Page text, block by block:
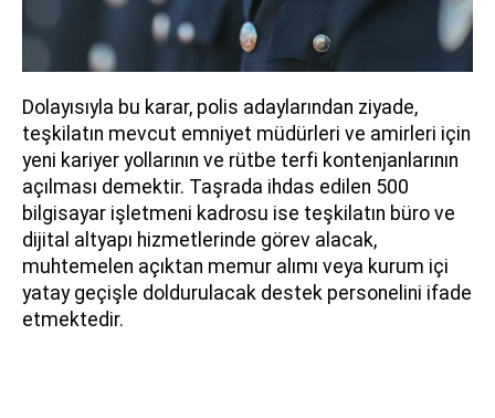
Dolayısıyla bu karar, polis adaylarından ziyade,
teşkilatın mevcut emniyet müdürleri ve amirleri için
yeni kariyer yollarının ve rütbe terfi kontenjanlarının
açılması demektir. Taşrada ihdas edilen 500
bilgisayar işletmeni kadrosu ise teşkilatın büro ve
dijital altyapı hizmetlerinde görev alacak,
muhtemelen açıktan memur alımı veya kurum içi
yatay geçişle doldurulacak destek personelini ifade
etmektedir.